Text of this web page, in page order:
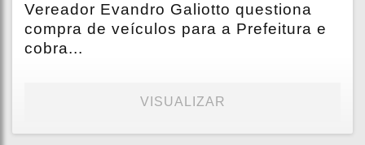
Vereador Evandro Galiotto questiona
compra de veículos para a Prefeitura e
cobra...
VISUALIZAR